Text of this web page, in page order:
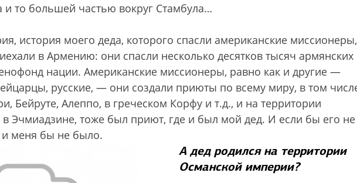
и то большей частью вокруг Стамбула…
история моего деда, которого спасли американские миссионеры,
в Армению: они спасли несколько десятков тысяч армянских
нации. Американские миссионеры, равно как и другие —
русские, — они создали приюты по всему миру, в том
Бейруте, Алеппо, в греческом Корфу и т.д., и на территории
Эчмиадзине, тоже был приют, где и был мой дед. И если бы его не
и меня бы не было.
А дед родился на территории
Османской империи?